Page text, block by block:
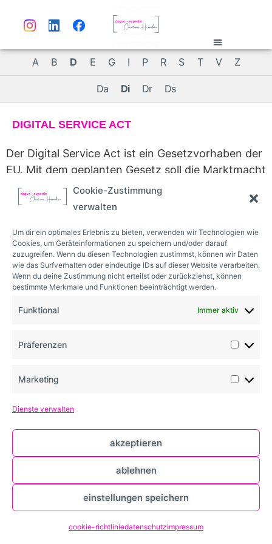
Cookie-Zustimmung
verwalten
Um dir ein optimales Erlebnis zu bieten, verwenden wir Technologien wie
Cookies, um Geräteinformationen zu speichern und/oder darauf
zuzugreifen. Wenn du diesen Technologien zustimmst, können wir Daten
wie das Surfverhalten oder eindeutige IDs auf dieser Website verarbeiten.
Wenn du deine Zustimmung nicht erteilst oder zurückziehst, können
bestimmte Merkmale und Funktionen beeinträchtigt werden.
Funktional Immer aktiv
Präferenzen
Marketing
Dienste verwalten
akzeptieren
ablehnen
einstellungen speichern
cookie-richtliniedatenschutzimpressum
springen
A B D E G I P R S T V Z
Da Di Dr Ds
DIGITAL SERVICE ACT
Der Digital Service Act ist ein Gesetzvorhaben der
EU. Mit dem geplanten Gesetz soll die Marktmacht
der Großen wie Google, Amazon, Microsoft, Apple
etc. reguliert werden und dafür Sorge getragen
ausnutzen. Ein erster Gesetzesnetwurf ist für
Ende 2020 angemacht.
datenschutz